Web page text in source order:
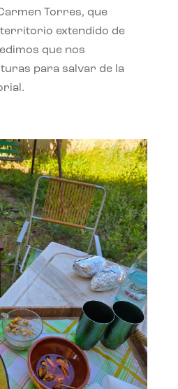
Torres, que
extendido de
que nos
para salvar de la